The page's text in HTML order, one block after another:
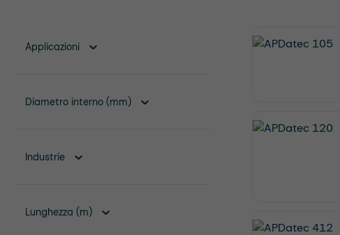
Applicazioni
Diametro interno (mm)
Industrie
Lunghezza (m)